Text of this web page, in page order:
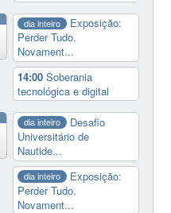
dia inteiro
Exposição:
Perder Tudo.
Novament...
14:00Soberania
tecnológica e digital
dia inteiro
Desafio
Universitário de
Nautide...
dia inteiro
Exposição:
Perder Tudo.
Novament...